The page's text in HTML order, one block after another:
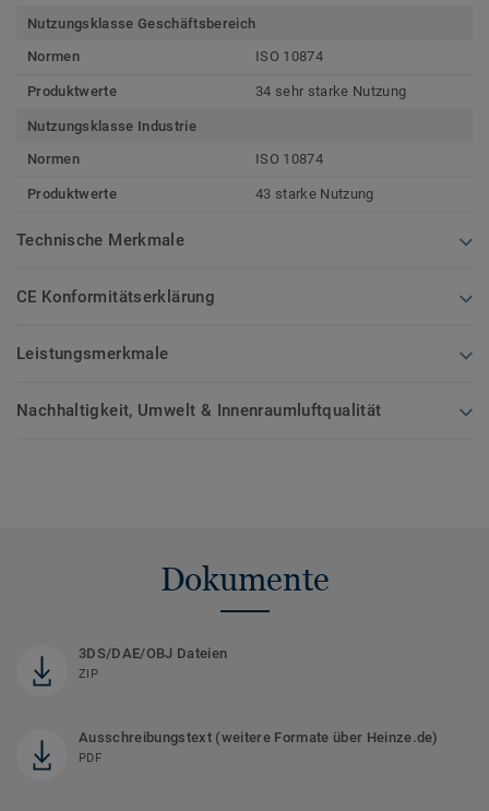
Nutzungsklasse Geschäftsbereich
Normen
ISO 10874
Produktwerte 34 sehr starke Nutzung
Nutzungsklasse Industrie
Normen
ISO 10874
Produktwerte 43 starke Nutzung
Technische Merkmale
CE Konformitätserklärung
Leistungsmerkmale
Nachhaltigkeit, Umwelt & Innenraumluftqualität
Dokumente
3DS/DAE/OBJ Dateien
ZIP
Ausschreibungstext (weitere Formate über Heinze.de)
PDF